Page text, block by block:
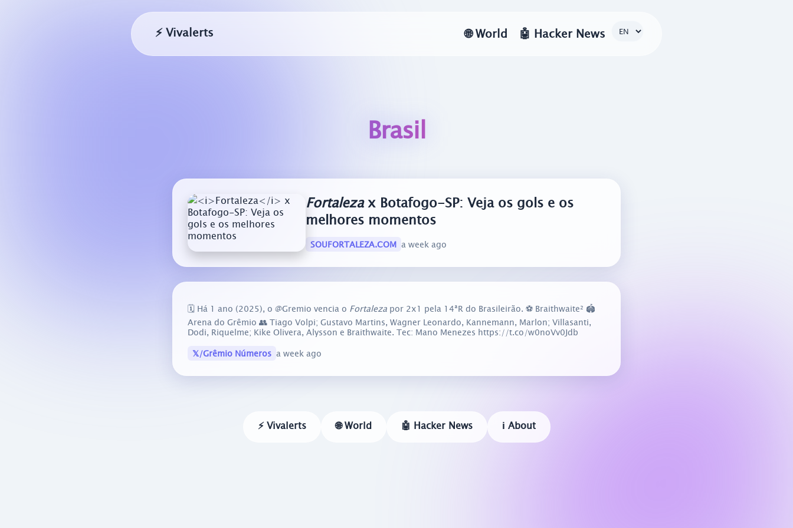
⚡ Vivalerts 🌐World 🤖 Hacker News
Brasil
Fortalezax Botafogo-SP: Veja os gols e os
melhores momentos
SOUFORTALEZA.COM a week ago
🗓️ Há 1 ano (2025), o @Gremio vencia o Fortaleza por 2x1 pela 14ªR do Brasileirão. ⚽️ Braithwaite² 🏟️
Arena do Grêmio 👥 Tiago Volpi; Gustavo Martins, Wagner Leonardo, Kannemann, Marlon; Villasanti,
Dodi, Riquelme; Kike Olivera, Alysson e Braithwaite. Tec: Mano Menezes https://t.co/w0noVv0Jdb
𝕏/Grêmio Números a week ago
⚡ Vivalerts 🌐 World 🤖 Hacker News ℹ️ About